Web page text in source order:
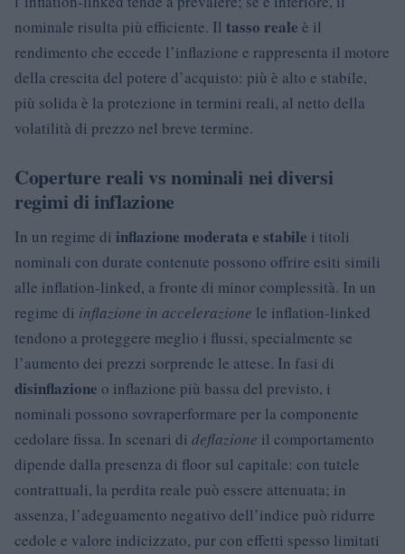
nominale risulta più efficiente. Il tasso reale è il
rendimento che eccede l’inflazione e rappresenta il motore
della crescita del potere d’acquisto: più è alto e stabile,
più solida è la protezione in termini reali, al netto della
volatilità di prezzo nel breve termine.
Coperture reali vs nominali nei diversi
regimi di inflazione
In un regime di inflazione moderata e stabile i titoli
nominali con durate contenute possono offrire esiti simili
alle inflation-linked, a fronte di minor complessità. In un
regime di inflazione in accelerazione le inflation-linked
tendono a proteggere meglio i flussi, specialmente se
l’aumento dei prezzi sorprende le attese. In fasi di
disinflazione o inflazione più bassa del previsto, i
nominali possono sovraperformare per la componente
cedolare fissa. In scenari di deflazione il comportamento
dipende dalla presenza di floor sul capitale: con tutele
contrattuali, la perdita reale può essere attenuata; in
assenza, l’adeguamento negativo dell’indice può ridurre
cedole e valore indicizzato, pur con effetti spesso limitati